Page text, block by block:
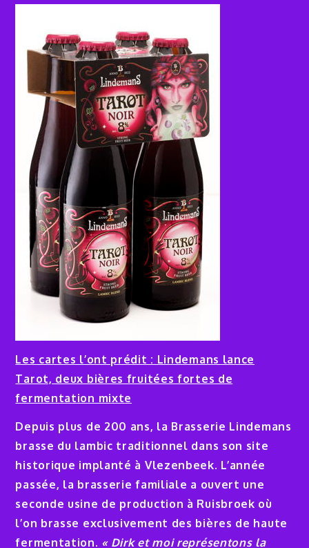
Les cartes l’ont prédit : Lindemans lance
Tarot, deux bières fruitées fortes de
fermentation mixte
Depuis plus de 200 ans, la Brasserie Lindemans
brasse du lambic traditionnel dans son site
historique implanté à Vlezenbeek. L’année
passée, la brasserie familiale a ouvert une
seconde usine de production à Ruisbroek où
l’on brasse exclusivement des bières de haute
fermentation. « Dirk et moi représentons la